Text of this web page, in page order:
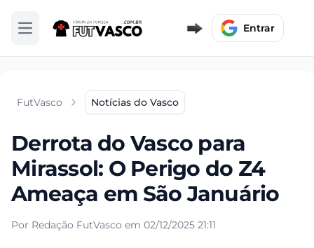
Abrir menu Entrar
FutVasco Notícias do Vasco
Derrota do Vasco para
Mirassol: O Perigo do Z4
Ameaça em São Januário
Por Redação FutVasco em 02/12/2025 21:11